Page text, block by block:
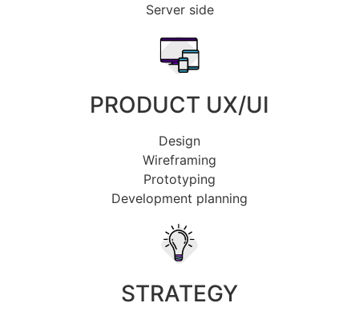
Server side
PRODUCT UX/UI
Design
Wireframing
Prototyping
Development planning
STRATEGY